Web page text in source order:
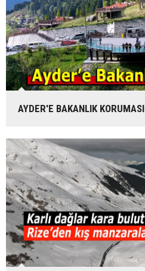
AYDER'E BAKANLIK KORUMASI